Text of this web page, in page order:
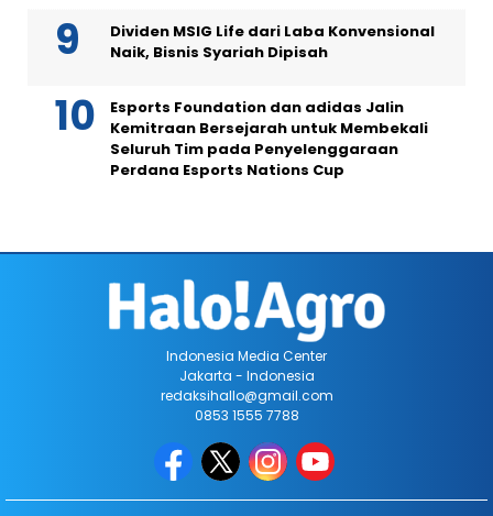
Dividen MSIG Life dari Laba Konvensional
Naik, Bisnis Syariah Dipisah
Esports Foundation dan adidas Jalin
Kemitraan Bersejarah untuk Membekali
Seluruh Tim pada Penyelenggaraan
Perdana Esports Nations Cup
Indonesia Media Center
Jakarta - Indonesia
redaksihallo@gmail.com
0853 1555 7788